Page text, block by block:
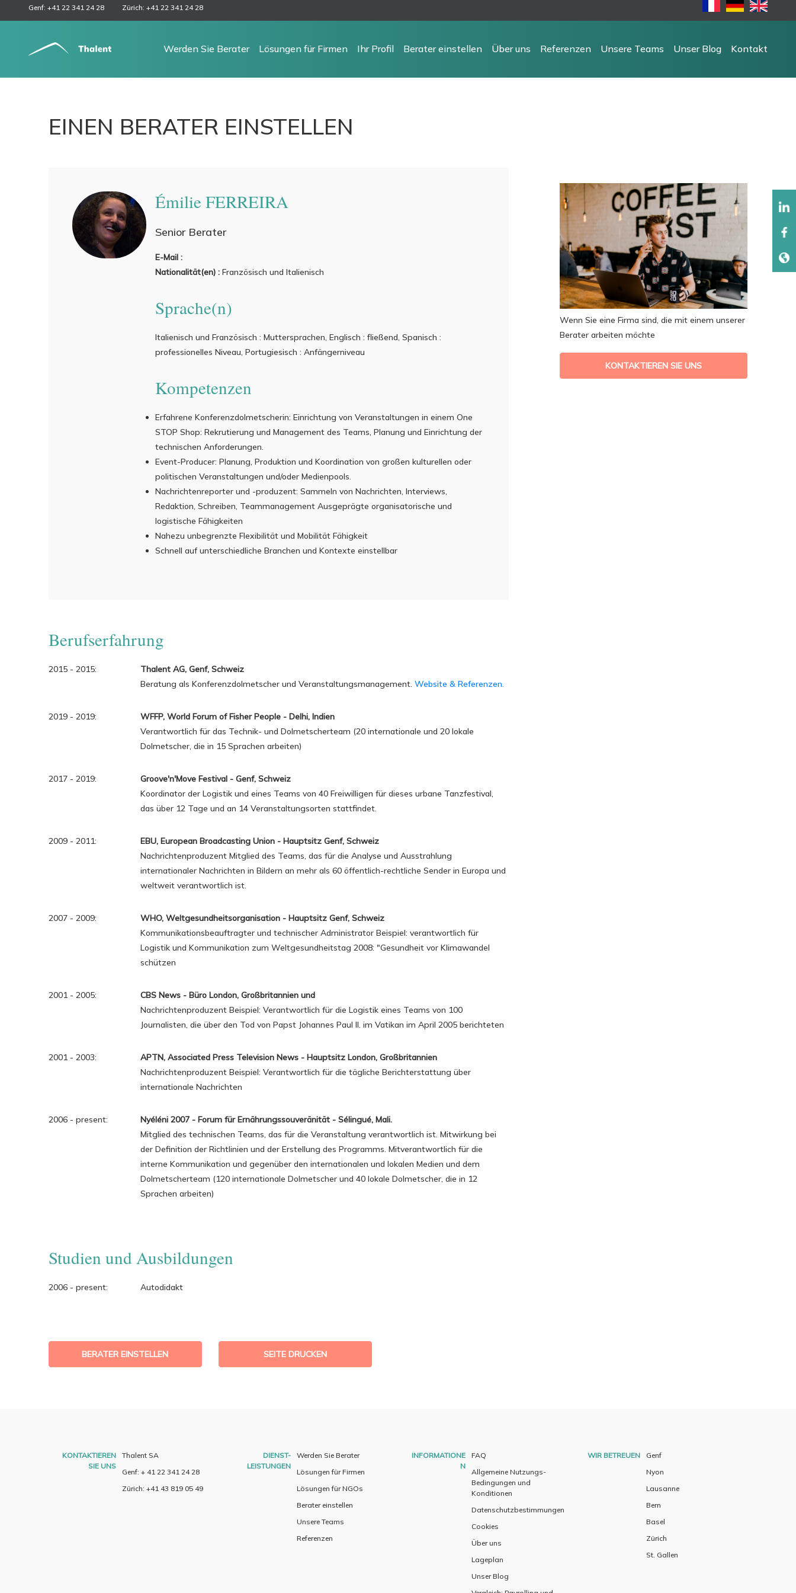
Genf: +41 22 341 24 28 Zürich: +41 22 341 24 28
Werden Sie Berater Lösungen für Firmen Ihr Profil Berater einstellen Über uns Referenzen Unsere Teams Unser Blog Kontakt
EINEN BERATER EINSTELLEN
Émilie FERREIRA
Senior Berater
E-Mail :
Nationalität(en) :Französisch und Italienisch
Sprache(n)
Italienisch und Französisch : Muttersprachen, Englisch : fließend, Spanisch :
professionelles Niveau, Portugiesisch : Anfängerniveau
Kompetenzen
Erfahrene Konferenzdolmetscherin: Einrichtung von Veranstaltungen in einem One
STOP Shop: Rekrutierung und Management des Teams, Planung und Einrichtung der
technischen Anforderungen.
Event-Producer: Planung, Produktion und Koordination von großen kulturellen oder
politischen Veranstaltungen und/oder Medienpools.
Nachrichtenreporter und -produzent: Sammeln von Nachrichten, Interviews,
Redaktion, Schreiben, Teammanagement Ausgeprägte organisatorische und
logistische Fähigkeiten
Nahezu unbegrenzte Flexibilität und Mobilität Fähigkeit
Schnell auf unterschiedliche Branchen und Kontexte einstellbar
Berufserfahrung
2015 - 2015:
Thalent AG, Genf, Schweiz
Beratung als Konferenzdolmetscher und Veranstaltungsmanagement. Website & Referenzen.
2019 - 2019:
WFFP, World Forum of Fisher People - Delhi, Indien
Verantwortlich für das Technik- und Dolmetscherteam (20 internationale und 20 lokale
Dolmetscher, die in 15 Sprachen arbeiten)
2017 - 2019:
Groove'n'Move Festival - Genf, Schweiz
Koordinator der Logistik und eines Teams von 40 Freiwilligen für dieses urbane Tanzfestival,
das über 12 Tage und an 14 Veranstaltungsorten stattfindet.
2009 - 2011:
EBU, European Broadcasting Union - Hauptsitz Genf, Schweiz
Nachrichtenproduzent Mitglied des Teams, das für die Analyse und Ausstrahlung
internationaler Nachrichten in Bildern an mehr als 60 öffentlich-rechtliche Sender in Europa und
weltweit verantwortlich ist.
2007 - 2009:
WHO, Weltgesundheitsorganisation - Hauptsitz Genf, Schweiz
Kommunikationsbeauftragter und technischer Administrator Beispiel: verantwortlich für
Logistik und Kommunikation zum Weltgesundheitstag 2008: "Gesundheit vor Klimawandel
schützen
2001 - 2005:
CBS News - Büro London, Großbritannien und
Nachrichtenproduzent Beispiel: Verantwortlich für die Logistik eines Teams von 100
Journalisten, die über den Tod von Papst Johannes Paul II. im Vatikan im April 2005 berichteten
2001 - 2003:
APTN, Associated Press Television News - Hauptsitz London, Großbritannien
Nachrichtenproduzent Beispiel: Verantwortlich für die tägliche Berichterstattung über
internationale Nachrichten
2006 - present:
Nyéléni 2007 - Forum für Ernährungssouveränität - Sélingué, Mali.
Mitglied des technischen Teams, das für die Veranstaltung verantwortlich ist. Mitwirkung bei
der Definition der Richtlinien und der Erstellung des Programms. Mitverantwortlich für die
interne Kommunikation und gegenüber den internationalen und lokalen Medien und dem
Dolmetscherteam (120 internationale Dolmetscher und 40 lokale Dolmetscher, die in 12
Sprachen arbeiten)
Studien und Ausbildungen
2006 - present: Autodidakt
BERATER EINSTELLEN SEITE DRUCKEN
Wenn Sie eine Firma sind, die mit einem unserer
Berater arbeiten möchte
KONTAKTIEREN SIE UNS
KONTAKTIEREN
SIE UNS
Thalent SA
Genf: + 41 22 341 24 28
Zürich: +41 43 819 05 49
DIENST-
LEISTUNGEN
Werden Sie Berater
Lösungen für Firmen
Lösungen für NGOs
Berater einstellen
Unsere Teams
Referenzen
INFORMATIONE
N
FAQ
Allgemeine Nutzungs-
Bedingungen und
Konditionen
Datenschutzbestimmungen
Cookies
Über uns
Lageplan
Unser Blog
WIR BETREUEN
Genf
Nyon
Lausanne
Bern
Basel
Zürich
St. Gallen